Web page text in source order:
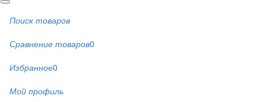
Поиск товаров
Сравнение товаров0
Избранное0
Мой профиль